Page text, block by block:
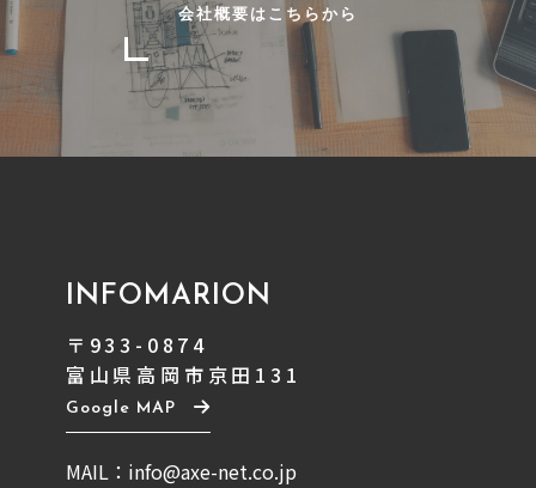
会社概要はこちらから
INFOMARION
〒933-0874
富山県高岡市京田131
Google MAP
MAIL：info@axe-net.co.jp